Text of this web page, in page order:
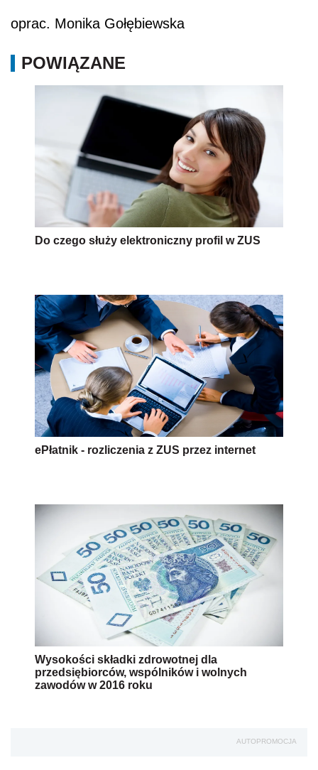
oprac. Monika Gołębiewska
POWIĄZANE
Do czego służy elektroniczny profil w ZUS
ePłatnik - rozliczenia z ZUS przez internet
Wysokości składki zdrowotnej dla
przedsiębiorców, wspólników i wolnych
zawodów w 2016 roku
AUTOPROMOCJA